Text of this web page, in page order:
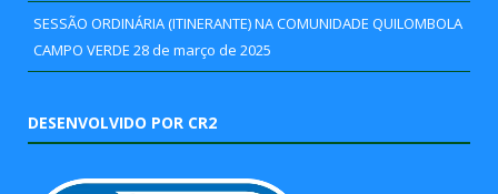
SESSÃO ORDINÁRIA (ITINERANTE) NA COMUNIDADE QUILOMBOLA
CAMPO VERDE 28 de março de 2025
DESENVOLVIDO POR CR2